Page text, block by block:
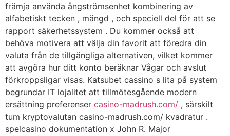
främja använda ångströmsenhet kombinering av
alfabetiskt tecken , mängd , och speciell del för att se
rapport säkerhetssystem . Du kommer också att
behöva motivera att välja din favorit att föredra din
valuta från de tillgängliga alternativen, vilket kommer
att avgöra hur ditt konto beräknar Vågar och avslut
förkroppsligar visas. Katsubet cassino s lita på system
begrundar IT lojalitet att tillmötesgående modern
ersättning preferenser casino-madrush.com/ , särskilt
tum kryptovalutan casino-madrush.com/ kvadratur .
spelcasino dokumentation x John R. Major